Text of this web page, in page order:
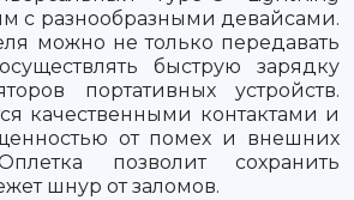
с разнообразными девайсами.
можно не только передавать
быструю зарядку
портативных устройств.
качественными контактами и
от помех и внешних
позволит сохранить
шнур от заломов.